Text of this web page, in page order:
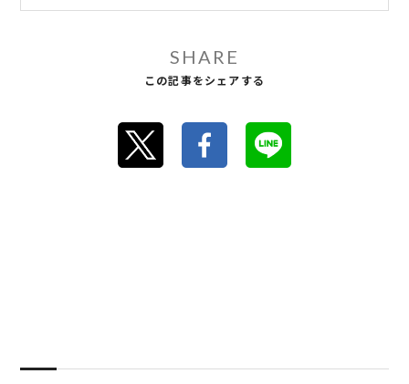
SHARE
この記事をシェアする